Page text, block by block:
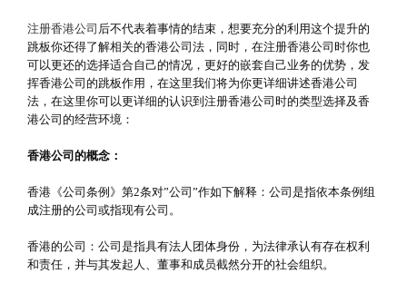
注册香港公司 后不代表着事情的结束，想要充分的利用这个提升的
跳板你还得了解相关的香港公司法，同时，在注册香港公司时你也
可以更还的选择适合自己的情况，更好的嵌套自己业务的优势，发
挥香港公司的跳板作用，在这里我们将为你更详细讲述香港公司
法，在这里你可以更详细的认识到注册香港公司时的类型选择及香
港公司的经营环境：
香港公司的概念：
香港《公司条例》第2条对”公司”作如下解释：公司是指依本条例组
成注册的公司或指现有公司。
香港的公司：公司是指具有法人团体身份，为法律承认有存在权利
和责任，并与其发起人、董事和成员截然分开的社会组织。